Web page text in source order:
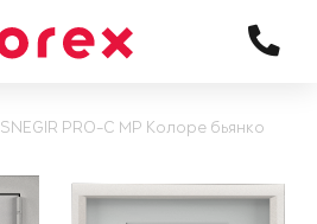
SNEGIR PRO-C MP Колоре бьянко